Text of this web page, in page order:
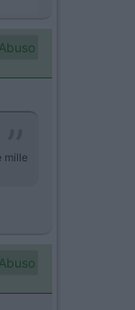
Abuso
mille
Abuso